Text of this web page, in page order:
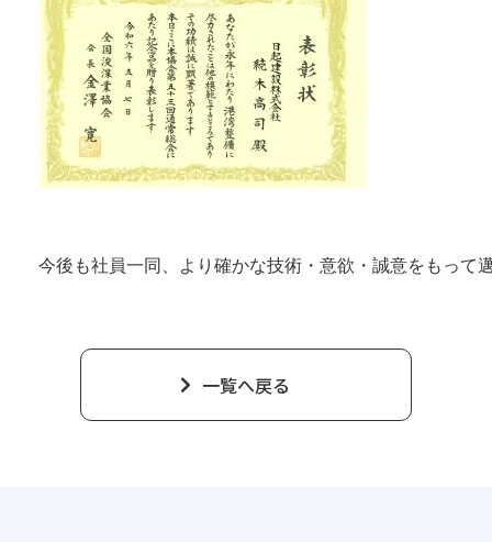
今後も社員一同、より確かな技術・意欲・誠意をもって
一覧へ戻る